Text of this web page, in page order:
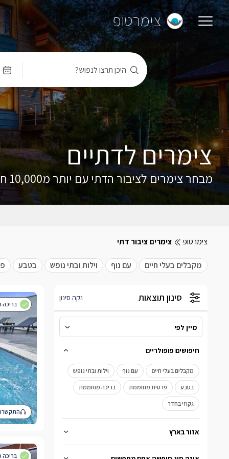
צימרטופ
היכן תרצו לנפוש?
צימרים לדתיים
מבחר צימרים לציבור הדתי עם יותר מ10,000 חוות דעת
צימרטופ צימרים ציבור דתי
מקבלים בעלי חיים עם נוף וילות ובתי נופש בטבע
סינון תוצאות נקה סינון
מיין לפי
מיין לפי
מהמחיר הנמוך לגבוה
מהמחיר הגבוה לנמוך
חיפושים פופולריים
מקבלים בעלי חיים עם נוף וילות ובתי נופש
בטבע פרטית מחוממת בריכה מחוממת
גקוזי בחדר
אזור בארץ
התקשרו
בריכה
בריכה